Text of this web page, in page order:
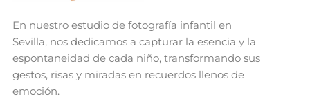
En nuestro estudio de fotografía infantil en
Sevilla, nos dedicamos a capturar la esencia y la
espontaneidad de cada niño, transformando sus
gestos, risas y miradas en recuerdos llenos de
emoción.